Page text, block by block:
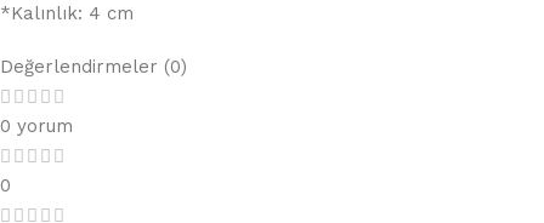
*Kalınlık: 4 cm
Değerlendirmeler (0)
0 yorum
0